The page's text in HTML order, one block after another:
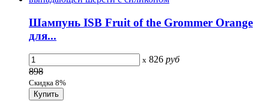
Шампунь ISB Fruit of the Grommer Orange
для...
x 826 руб
898
Скидка 8%